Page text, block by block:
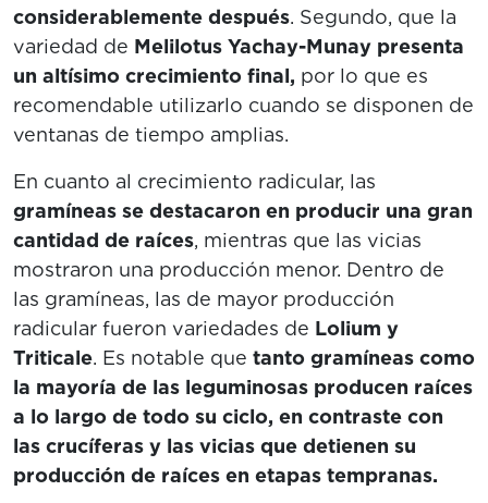
considerablemente después. Segundo, que la
variedad de Melilotus Yachay-Munay presenta
un altísimo crecimiento final, por lo que es
recomendable utilizarlo cuando se disponen de
ventanas de tiempo amplias.
En cuanto al crecimiento radicular, las
gramíneas se destacaron en producir una gran
cantidad de raíces, mientras que las vicias
mostraron una producción menor. Dentro de
las gramíneas, las de mayor producción
radicular fueron variedades de Lolium y
Triticale. Es notable que tanto gramíneas como
la mayoría de las leguminosas producen raíces
a lo largo de todo su ciclo, en contraste con
las crucíferas y las vicias que detienen su
producción de raíces en etapas tempranas.